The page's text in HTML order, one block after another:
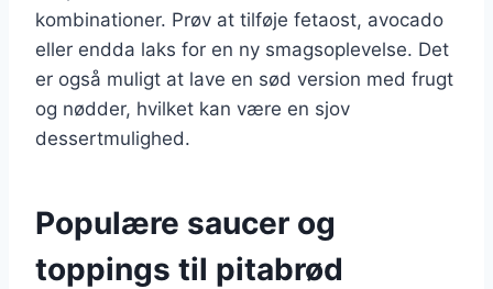
kombinationer. Prøv at tilføje fetaost, avocado
eller endda laks for en ny smagsoplevelse. Det
er også muligt at lave en sød version med frugt
og nødder, hvilket kan være en sjov
dessertmulighed.
Populære saucer og
toppings til pitabrød